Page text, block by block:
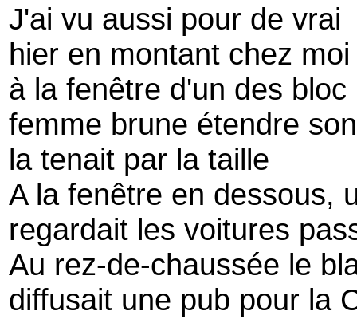
J'ai vu aussi pour de vrai
hier en montant chez moi
à la fenêtre d'un des
femme brune étendre
la tenait par la taille
A la fenêtre en dessous,
regardait les voitures
Au rez-de-chaussée le
diffusait une pub pour la